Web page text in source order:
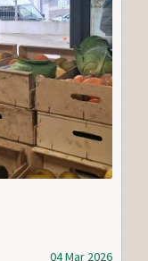
04 Mar 2026